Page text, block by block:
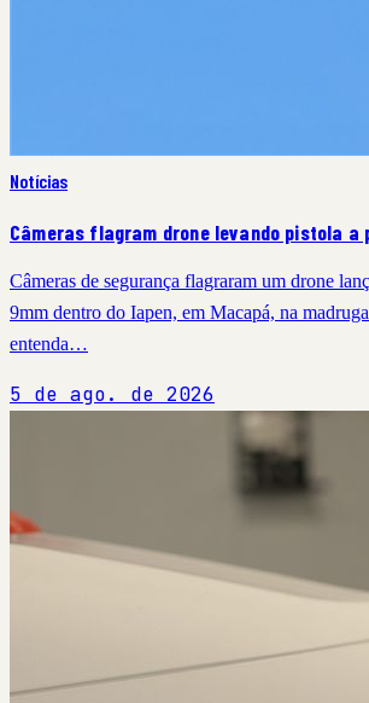
Notícias
Câmeras flagram drone levando pistola a
Câmeras de segurança flagraram um drone
9mm dentro do Iapen, em Macapá, na
entenda…
5 de ago. de 2026